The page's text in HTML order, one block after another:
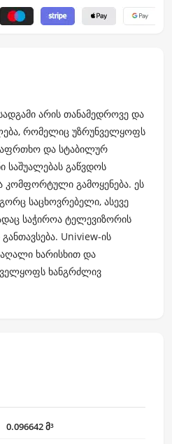
არის თანამედროვე და
რომელიც უზრუნველყოფს
და სტაბილურ
საშუალებას გაწვდოს
კომფორტული გამოყენება. ეს
საცხოვრებელი, ასევე
საჭიროა ტელევიზორის
Uniview-ის
ხარისხით და
ხანგრძლივ
0.096642 მ³